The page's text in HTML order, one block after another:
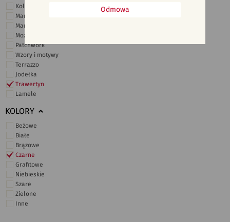
Kolor
Marmur
Marokańskie
Mozaika
Patchwork
Wzory i motywy
Terrazzo
Jodełka
Trawertyn
Lamele
KOLORY
Beżowe
Białe
Brązowe
Czarne
Grafitowe
Niebieskie
Szare
Zielone
Inne
Odmowa